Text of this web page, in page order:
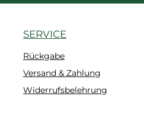
SERVICE
Rückgabe
Versand & Zahlung
Widerrufsbelehrung